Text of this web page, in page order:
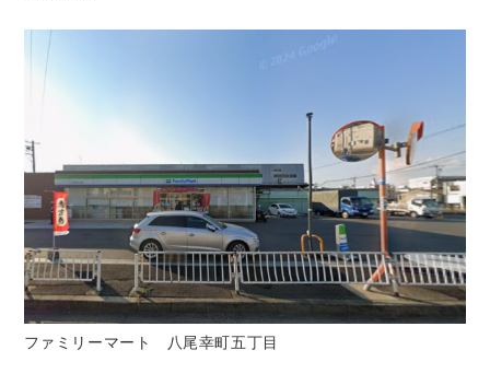
ファミリーマート 八尾幸町五丁目